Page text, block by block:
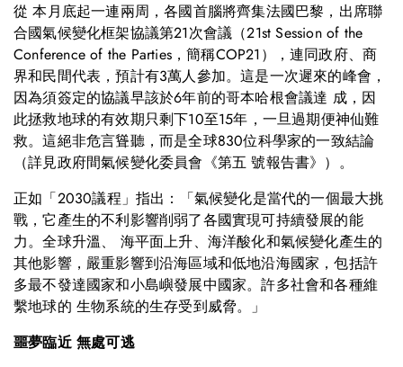
從 本月底起一連兩周，各國首腦將齊集法國巴黎，出席聯
合國氣候變化框架協議第21次會議（21st Session of the
Conference of the Parties，簡稱COP21），連同政府、商
界和民間代表，預計有3萬人參加。這是一次遲來的峰會，
因為須簽定的協議早該於6年前的哥本哈根會議達 成，因
此拯救地球的有效期只剩下10至15年，一旦過期便神仙難
救。這絕非危言聳聽，而是全球830位科學家的一致結論
（詳見政府間氣候變化委員會《第五 號報告書》）。
正如「2030議程」指出：「氣候變化是當代的一個最大挑
戰，它產生的不利影響削弱了各國實現可持續發展的能
力。全球升溫、 海平面上升、海洋酸化和氣候變化產生的
其他影響，嚴重影響到沿海區域和低地沿海國家，包括許
多最不發達國家和小島嶼發展中國家。許多社會和各種維
繫地球的 生物系統的生存受到威脅。」
噩夢臨近 無處可逃